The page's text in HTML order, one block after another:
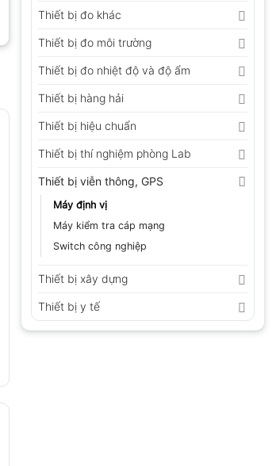
Thiết bị đo khác
Thiết bị đo môi trường
Thiết bị đo nhiệt độ và độ ẩm
Thiết bị hàng hải
Thiết bị hiệu chuẩn
Thiết bị thí nghiệm phòng Lab
Thiết bị viễn thông, GPS
Máy định vị
Máy kiểm tra cáp mạng
Switch công nghiệp
Thiết bị xây dựng
Thiết bị y tế